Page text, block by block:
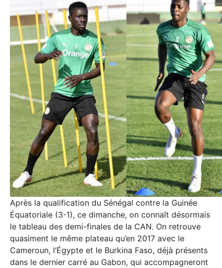
Après la qualification du Sénégal contre la Guinée
Équatoriale (3-1), ce dimanche, on connaît désormais
le tableau des demi-finales de la CAN. On retrouve
quasiment le même plateau qu’en 2017 avec le
Cameroun, l’Égypte et le Burkina Faso, déjà présents
dans le dernier carré au Gabon, qui accompagneront